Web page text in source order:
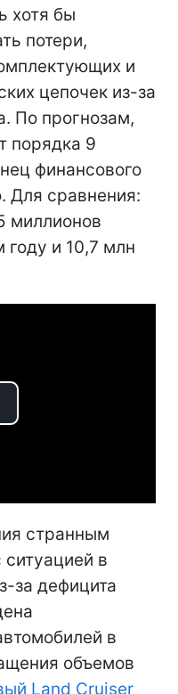
хотя бы
потери,
и
цепочек из-за
По прогнозам,
порядка 9
финансового
Для сравнения:
миллионов
и 10,7 млн
странным
в
за дефицита
в
объемов
Land Cruiser